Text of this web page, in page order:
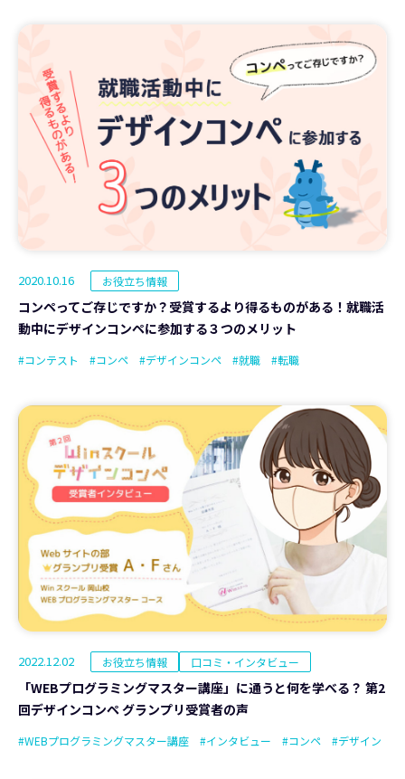
2020.10.16 お役立ち情報
コンペってご存じですか？受賞するより得るものがある！就職活
動中にデザインコンペに参加する３つのメリット
#コンテスト #コンペ #デザインコンペ #就職 #転職
2022.12.02 お役立ち情報 口コミ・インタビュー
「WEBプログラミングマスター講座」に通うと何を学べる？ 第2
回デザインコンペ グランプリ受賞者の声
#WEBプログラミングマスター講座 #インタビュー #コンペ #デザイン